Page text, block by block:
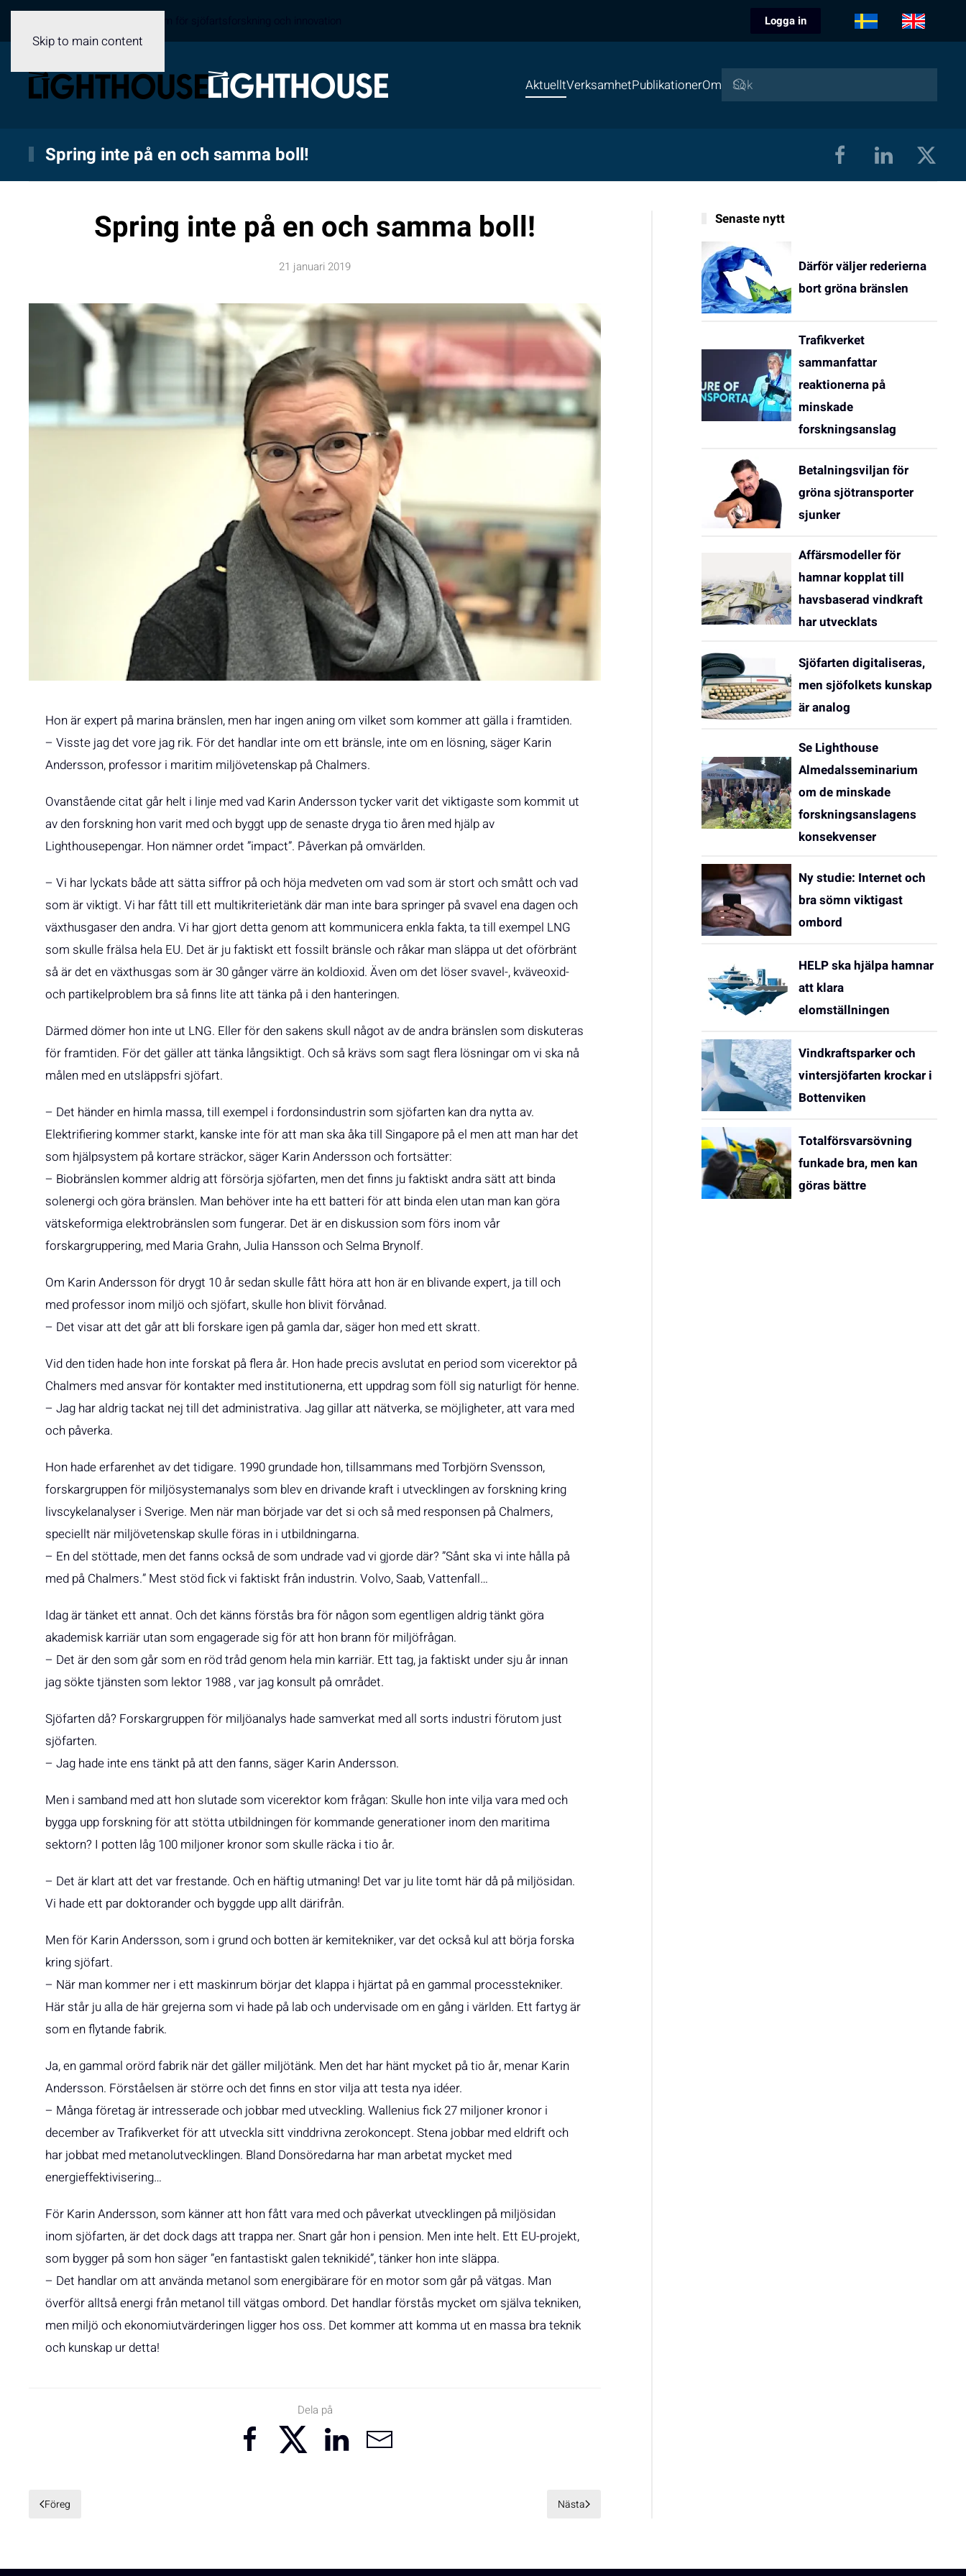
Skip to main content
Logga in
AktuelltVerksamhetPublikationerOm
Spring inte på en och samma boll!
Spring inte på en och samma boll!
21 januari 2019
Hon är expert på marina bränslen, men har ingen aning om vilket som kommer att gälla i framtiden.
– Visste jag det vore jag rik. För det handlar inte om ett bränsle, inte om en lösning, säger Karin
Andersson, professor i maritim miljövetenskap på Chalmers.
Ovanstående citat går helt i linje med vad Karin Andersson tycker varit det viktigaste som kommit ut
av den forskning hon varit med och byggt upp de senaste dryga tio åren med hjälp av
Lighthousepengar. Hon nämner ordet ”impact”. Påverkan på omvärlden.
– Vi har lyckats både att sätta siffror på och höja medveten om vad som är stort och smått och vad
som är viktigt. Vi har fått till ett multikriterietänk där man inte bara springer på svavel ena dagen och
växthusgaser den andra. Vi har gjort detta genom att kommunicera enkla fakta, ta till exempel LNG
som skulle frälsa hela EU. Det är ju faktiskt ett fossilt bränsle och råkar man släppa ut det oförbränt
så är det en växthusgas som är 30 gånger värre än koldioxid. Även om det löser svavel-, kväveoxid-
och partikelproblem bra så finns lite att tänka på i den hanteringen.
Därmed dömer hon inte ut LNG. Eller för den sakens skull något av de andra bränslen som diskuteras
för framtiden. För det gäller att tänka långsiktigt. Och så krävs som sagt flera lösningar om vi ska nå
målen med en utsläppsfri sjöfart.
– Det händer en himla massa, till exempel i fordonsindustrin som sjöfarten kan dra nytta av.
Elektrifiering kommer starkt, kanske inte för att man ska åka till Singapore på el men att man har det
som hjälpsystem på kortare sträckor, säger Karin Andersson och fortsätter:
– Biobränslen kommer aldrig att försörja sjöfarten, men det finns ju faktiskt andra sätt att binda
solenergi och göra bränslen. Man behöver inte ha ett batteri för att binda elen utan man kan göra
vätskeformiga elektrobränslen som fungerar. Det är en diskussion som förs inom vår
forskargruppering, med Maria Grahn, Julia Hansson och Selma Brynolf.
Om Karin Andersson för drygt 10 år sedan skulle fått höra att hon är en blivande expert, ja till och
med professor inom miljö och sjöfart, skulle hon blivit förvånad.
– Det visar att det går att bli forskare igen på gamla dar, säger hon med ett skratt.
Vid den tiden hade hon inte forskat på flera år. Hon hade precis avslutat en period som vicerektor på
Chalmers med ansvar för kontakter med institutionerna, ett uppdrag som föll sig naturligt för henne.
– Jag har aldrig tackat nej till det administrativa. Jag gillar att nätverka, se möjligheter, att vara med
och påverka.
Hon hade erfarenhet av det tidigare. 1990 grundade hon, tillsammans med Torbjörn Svensson,
forskargruppen för miljösystemanalys som blev en drivande kraft i utvecklingen av forskning kring
livscykelanalyser i Sverige. Men när man började var det si och så med responsen på Chalmers,
speciellt när miljövetenskap skulle föras in i utbildningarna.
– En del stöttade, men det fanns också de som undrade vad vi gjorde där? ”Sånt ska vi inte hålla på
med på Chalmers.” Mest stöd fick vi faktiskt från industrin. Volvo, Saab, Vattenfall…
Idag är tänket ett annat. Och det känns förstås bra för någon som egentligen aldrig tänkt göra
akademisk karriär utan som engagerade sig för att hon brann för miljöfrågan.
– Det är den som går som en röd tråd genom hela min karriär. Ett tag, ja faktiskt under sju år innan
jag sökte tjänsten som lektor 1988 , var jag konsult på området.
Sjöfarten då? Forskargruppen för miljöanalys hade samverkat med all sorts industri förutom just
sjöfarten.
– Jag hade inte ens tänkt på att den fanns, säger Karin Andersson.
Men i samband med att hon slutade som vicerektor kom frågan: Skulle hon inte vilja vara med och
bygga upp forskning för att stötta utbildningen för kommande generationer inom den maritima
sektorn? I potten låg 100 miljoner kronor som skulle räcka i tio år.
– Det är klart att det var frestande. Och en häftig utmaning! Det var ju lite tomt här då på miljösidan.
Vi hade ett par doktorander och byggde upp allt därifrån.
Men för Karin Andersson, som i grund och botten är kemitekniker, var det också kul att börja forska
kring sjöfart.
– När man kommer ner i ett maskinrum börjar det klappa i hjärtat på en gammal processtekniker.
Här står ju alla de här grejerna som vi hade på lab och undervisade om en gång i världen. Ett fartyg är
som en flytande fabrik.
Ja, en gammal orörd fabrik när det gäller miljötänk. Men det har hänt mycket på tio år, menar Karin
Andersson. Förståelsen är större och det finns en stor vilja att testa nya idéer.
– Många företag är intresserade och jobbar med utveckling. Wallenius fick 27 miljoner kronor i
december av Trafikverket för att utveckla sitt vinddrivna zerokoncept. Stena jobbar med eldrift och
har jobbat med metanolutvecklingen. Bland Donsöredarna har man arbetat mycket med
energieffektivisering…
För Karin Andersson, som känner att hon fått vara med och påverkat utvecklingen på miljösidan
inom sjöfarten, är det dock dags att trappa ner. Snart går hon i pension. Men inte helt. Ett EU-projekt,
som bygger på som hon säger ”en fantastiskt galen teknikidé”, tänker hon inte släppa.
– Det handlar om att använda metanol som energibärare för en motor som går på vätgas. Man
överför alltså energi från metanol till vätgas ombord. Det handlar förstås mycket om själva tekniken,
men miljö och ekonomiutvärderingen ligger hos oss. Det kommer att komma ut en massa bra teknik
och kunskap ur detta!
Dela på
Föreg Nästa
Senaste nytt
Därför väljer rederierna
bort gröna bränslen
Trafikverket
sammanfattar
reaktionerna på
minskade
forskningsanslag
Betalningsviljan för
gröna sjötransporter
sjunker
Affärsmodeller för
hamnar kopplat till
havsbaserad vindkraft
har utvecklats
Sjöfarten digitaliseras,
men sjöfolkets kunskap
är analog
Se Lighthouse
Almedalsseminarium
om de minskade
forskningsanslagens
konsekvenser
Ny studie: Internet och
bra sömn viktigast
ombord
HELP ska hjälpa hamnar
att klara
elomställningen
Vindkraftsparker och
vintersjöfarten krockar i
Bottenviken
Totalförsvarsövning
funkade bra, men kan
göras bättre